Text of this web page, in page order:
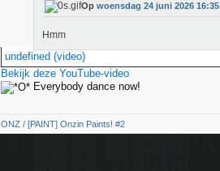
Op woensdag 24 juni 2026 16:35
Hmm
undefined (video)
Bekijk deze YouTube-video
Everybody dance now!
ONZ / [PAINT] Onzin Paints! #2